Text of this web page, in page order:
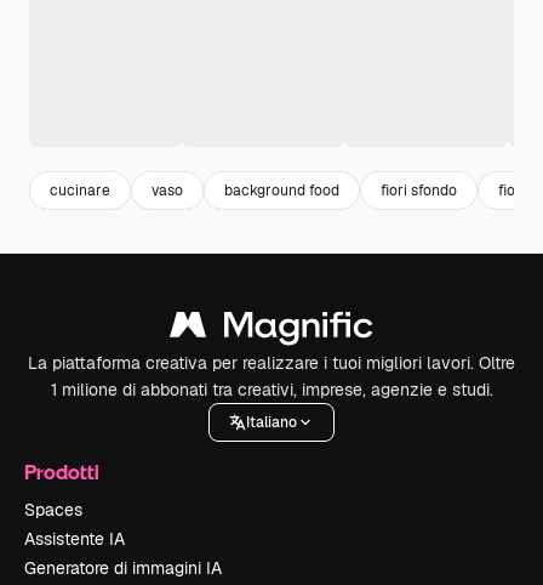
cucinare vaso background food fiori sfondo fiori
La piattaforma creativa per realizzare i tuoi migliori lavori. Oltre
1 milione di abbonati tra creativi, imprese, agenzie e studi.
Italiano
Prodotti
Spaces
Assistente IA
Generatore di immagini IA